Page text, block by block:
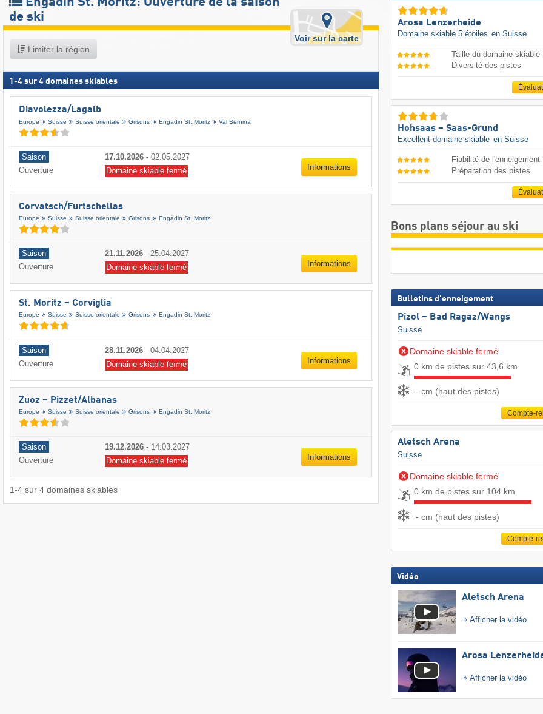
de ski
Limiter la région
Voir sur la carte
1 -4 sur4 domaines skiables
Diavolezza/​Lagalb
Europe Suisse Suisse orientale Grisons Engadin St. Moritz Val Bernina
Saison 17.10.2026 - 02.05.2027
Ouverture
Domaine skiable fermé Informations
Corvatsch/​Furtschellas
Europe Suisse Suisse orientale Grisons Engadin St. Moritz
Saison 21.11.2026 - 25.04.2027
Ouverture
Domaine skiable fermé Informations
St. Moritz – Corviglia
Europe Suisse Suisse orientale Grisons Engadin St. Moritz
Saison 28.11.2026 - 04.04.2027
Ouverture
Domaine skiable fermé Informations
Zuoz – Pizzet/​Albanas
Europe Suisse Suisse orientale Grisons Engadin St. Moritz
Saison 19.12.2026 - 14.03.2027
Ouverture
Domaine skiable fermé Informations
1-4 sur 4 domaines skiables
Arosa Lenzerheide
Domaine skiable 5 étoiles en Suisse
Taille du domaine skiable
Diversité des pistes
Hohsaas – Saas-Grund
Excellent domaine skiable en Suisse
Fiabilité de l'enneigement
Préparation des pistes
Bons plans séjour au ski
Bulletins d'enneigement
Pizol – Bad Ragaz/​Wangs
Suisse
Domaine skiable fermé
0 km de pistes sur 43,6 km
- cm (haut des pistes)
Compte-
Aletsch Arena
Suisse
Domaine skiable fermé
0 km de pistes sur 104 km
- cm (haut des pistes)
Compte-
Vidéo
Aletsch Arena
Afficher la vidéo
Arosa
Afficher la vidéo